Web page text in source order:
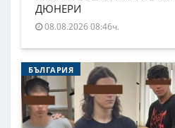
ДЮНЕРИ
08.08.2026 08:46ч.
БЪЛГАРИЯ